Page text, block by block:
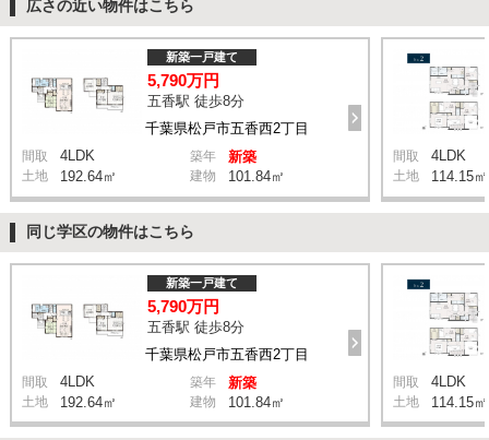
広さの近い物件はこちら
千葉県松戸市五香西2丁目
新築一戸建て
5,790万円
五香駅 徒歩8分
間取 4LDK 築年 新築
土地 192.64㎡ 建物 101.84㎡
間取 4LDK
土地 114.15㎡
同じ学区の物件はこちら
千葉県松戸市五香西2丁目
新築一戸建て
5,790万円
五香駅 徒歩8分
間取 4LDK 築年 新築
土地 192.64㎡ 建物 101.84㎡
間取 4LDK
土地 114.15㎡